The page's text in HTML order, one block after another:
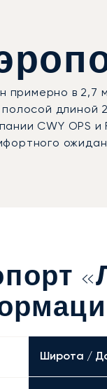
примерно в 2,7
длиной
CWY OPS
Широта /